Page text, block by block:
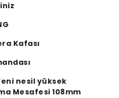
Kafası
nesil yüksek
Mesafesi 108mm